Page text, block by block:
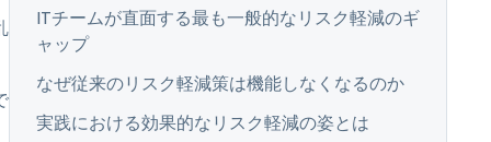
ITチームが直面する最も一般的なリスク軽減のギ
ャップ
なぜ従来のリスク軽減策は機能しなくなるのか
実践における効果的なリスク軽減の姿とは